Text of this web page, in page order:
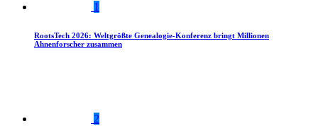
1
RootsTech 2026: Weltgrößte Genealogie-Konferenz bringt Millionen
Ahnenforscher zusammen
2